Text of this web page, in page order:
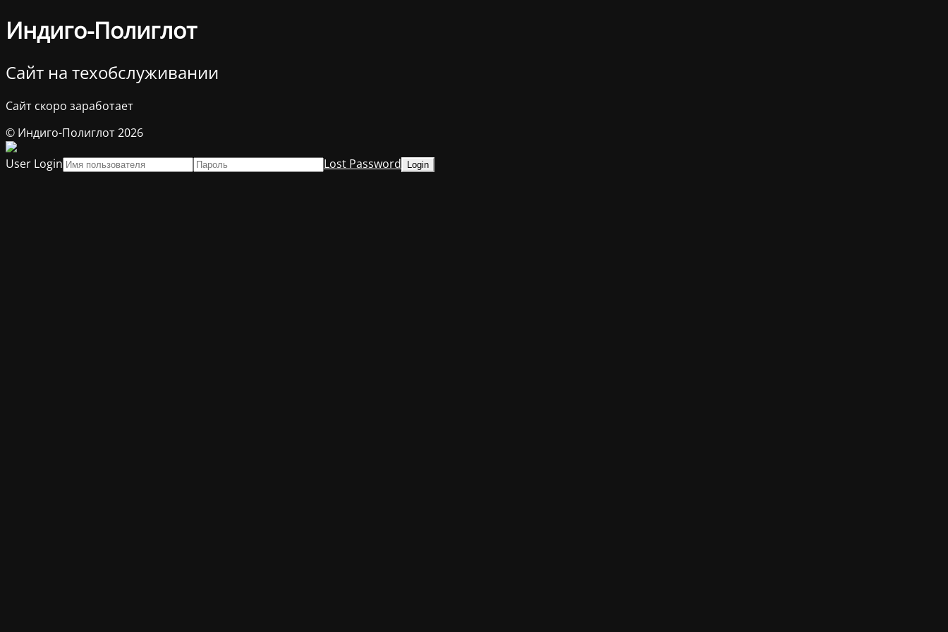
Индиго-Полиглот
Сайт на техобслуживании
Сайт скоро заработает
© Индиго-Полиглот 2026
User Login
Lost Password